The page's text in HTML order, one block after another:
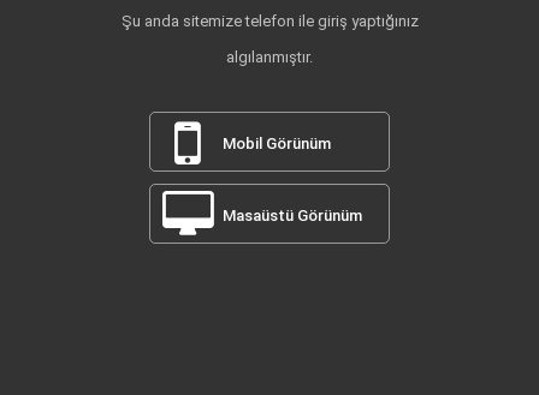
Şu anda sitemize telefon ile giriş yaptığınız
algılanmıştır.
Mobil Görünüm
Masaüstü Görünüm